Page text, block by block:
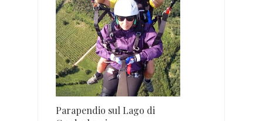
Parapendio sul Lago di